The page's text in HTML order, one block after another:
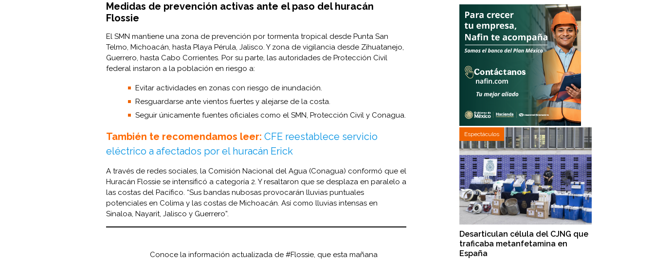
Medidas de prevención activas ante el paso del huracán
Flossie
El SMN mantiene una zona de prevención por tormenta tropical desde Punta San
Telmo, Michoacán, hasta Playa Pérula, Jalisco. Y zona de vigilancia desde Zihuatanejo,
Guerrero, hasta Cabo Corrientes. Por su parte, las autoridades de Protección Civil
federal instaron a la población en riesgo a:
Evitar actividades en zonas con riesgo de inundación.
Resguardarse ante vientos fuertes y alejarse de la costa.
Seguir únicamente fuentes oficiales como el SMN, Protección Civil y Conagua.
También te recomendamos leer: CFE reestablece servicio
eléctrico a afectados por el huracán Erick
A través de redes sociales, la Comisión Nacional del Agua (Conagua) conformó que el
Huracán Flossie se intensificó a categoría 2. Y resaltaron que se desplaza en paralelo a
las costas del Pacífico. “Sus bandas nubosas provocarán lluvias puntuales
potenciales en Colima y las costas de Michoacán. Así como lluvias intensas en
Sinaloa, Nayarit, Jalisco y Guerrero”.
Conoce la información actualizada de #Flossie, que esta mañana
Espectáculos
Desarticulan célula del CJNG que
traficaba metanfetamina en
España